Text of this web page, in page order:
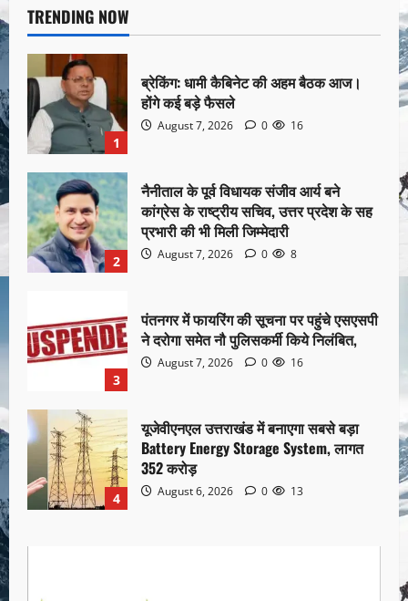
TRENDING NOW
1
ब्रेकिंग: धामी कैबिनेट की अहम बैठक आज।
होंगे कई बड़े फैसले
August 7, 2026 0 16
2
नैनीताल के पूर्व विधायक संजीव आर्य बने
कांग्रेस के राष्ट्रीय सचिव, उत्तर प्रदेश के सह
प्रभारी की भी मिली जिम्मेदारी
August 7, 2026 0 8
3
पंतनगर में फायरिंग की सूचना पर पहुंचे एसएसपी
ने दरोगा समेत नौ पुलिसकर्मी किये निलंबित,
August 7, 2026 0 16
4
यूजेवीएनएल उत्तराखंड में बनाएगा सबसे बड़ा
Battery Energy Storage System, लागत
352 करोड़
August 6, 2026 0 13